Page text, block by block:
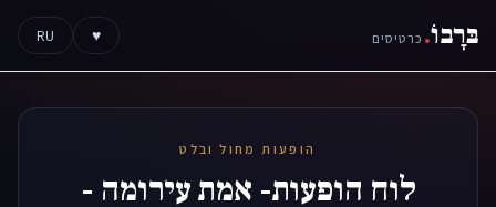
בּרָבוֹ. כרטיסים ♥
RU
הופעות מחול ובלט
לוח הופעות- אמת עירומה -